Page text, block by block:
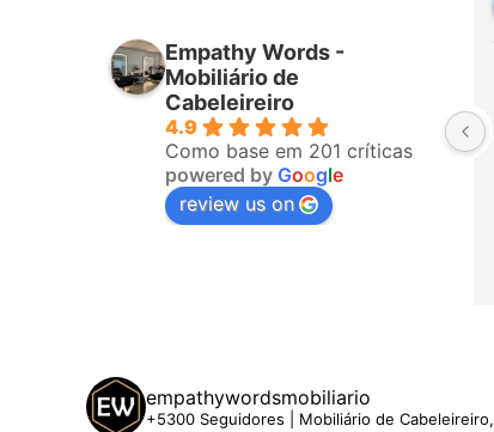
Empathy Words -
Mobiliário de
Cabeleireiro
4.9
Como base em 201 críticas
powered by Google
review us on
Sempre muito bem atendido por
todos da equipa! Já é a terceira
vez que compro com eles.
Recomendo!
empathywordsmobiliario
+5300 Seguidores | Mobiliário de